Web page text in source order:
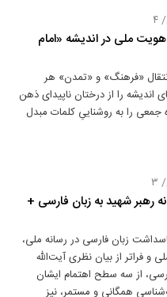
ملی در اندیشه «امام
«فرهنگ» و «تمدن» هر
را از درختان ناپیدای ذهن
جمعی را به روشناییِ کلمات مبدل
رهبر شهید به زبان فارسی +
زبان فارسی در رسانه ملی،
و فراتر از بیان نظری آیت‌الله
از سه سطح اهتمام ایشان
همگانی و مستمر، نیز